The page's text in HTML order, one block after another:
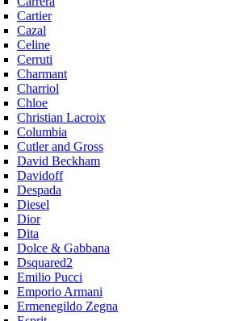
Cartier
Cazal
Celine
Cerruti
Charmant
Charriol
Chloe
Christian Lacroix
Columbia
Cutler and Gross
David Beckham
Davidoff
Despada
Diesel
Dior
Dita
Dolce & Gabbana
Dsquared2
Emilio Pucci
Emporio Armani
Ermenegildo Zegna